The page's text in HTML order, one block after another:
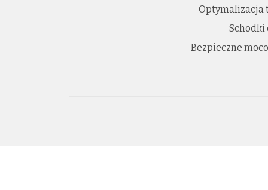
Optymalizacja
Schodki
Bezpieczne